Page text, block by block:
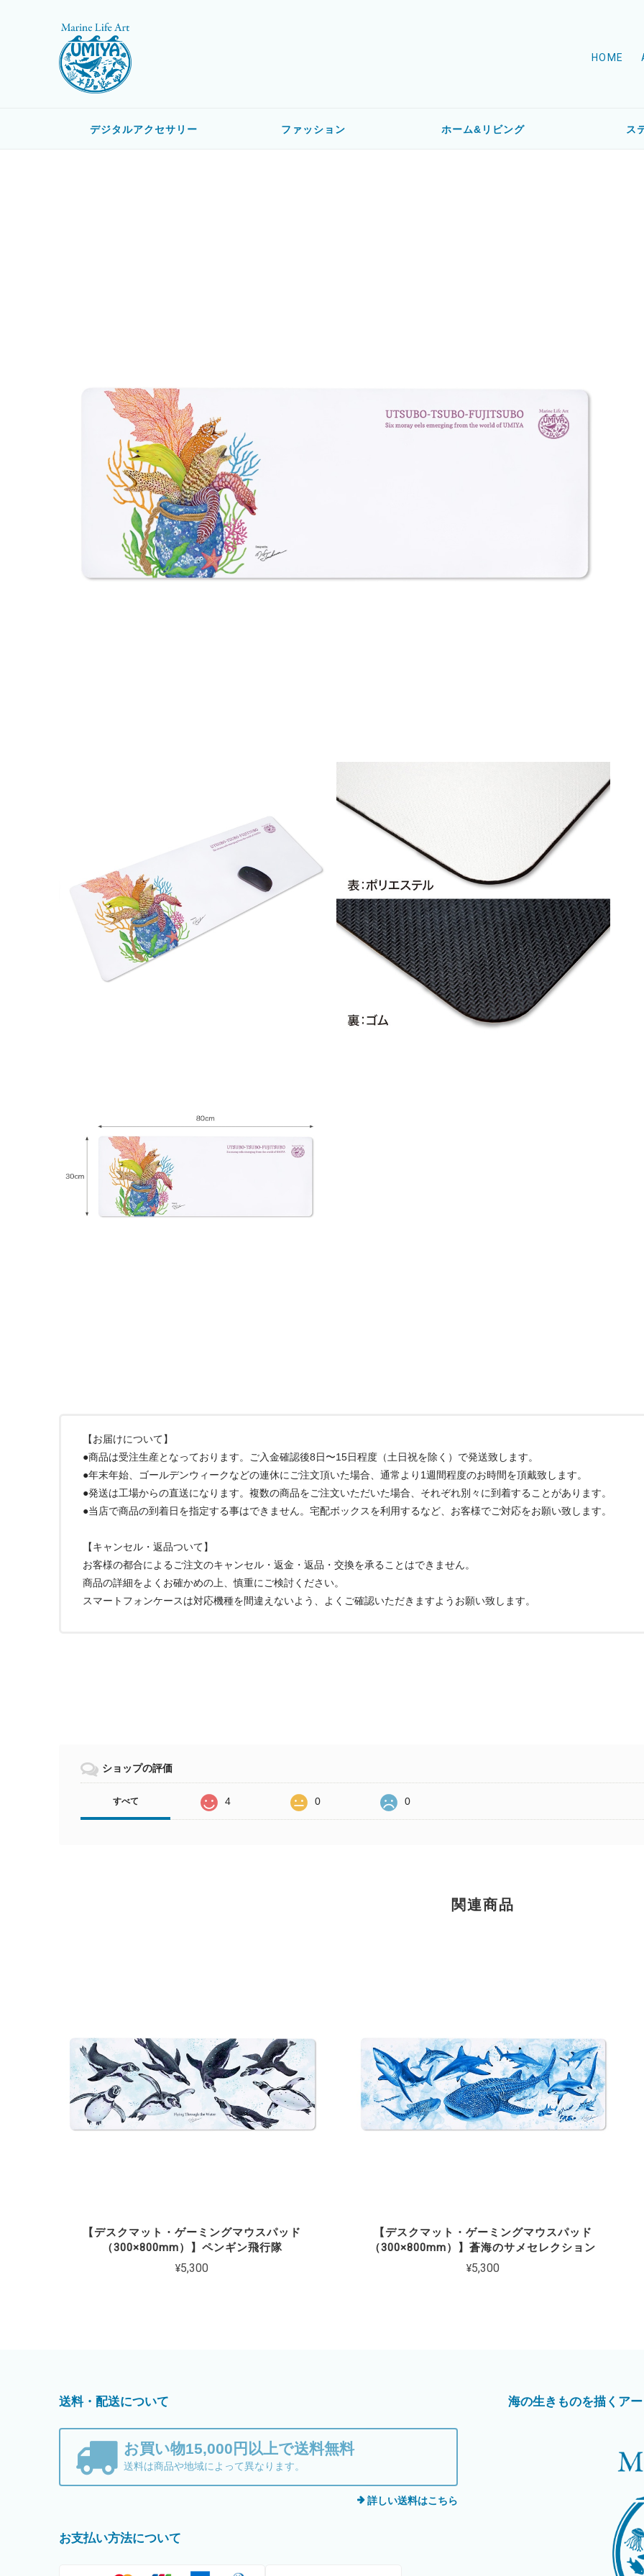
HOME
デジタルアクセサリー ファッション ホーム&リビング ス
【お届けについて】
●商品は受注生産となっております。ご入金確認後8日〜15日程度（土日祝を除く）で発送致します。
●年末年始、ゴールデンウィークなどの連休にご注文頂いた場合、通常より1週間程度のお時間を頂戴致します。
●発送は工場からの直送になります。複数の商品をご注文いただいた場合、それぞれ別々に到着することがあります。
●当店で商品の到着日を指定する事はできません。宅配ボックスを利用するなど、お客様でご対応をお願い致します。
【キャンセル・返品ついて】
お客様の都合によるご注文のキャンセル・返金・返品・交換を承ることはできません。
商品の詳細をよくお確かめの上、慎重にご検討ください。
スマートフォンケースは対応機種を間違えないよう、よくご確認いただきますようお願い致します。
ショップの評価
すべて 4 0 0
関連商品
【デスクマット・ゲーミングマウスパッド
（300×800mm）】ペンギン飛行隊
¥5,300
【デスクマット・ゲーミングマウスパッド
（300×800mm）】蒼海のサメセレクション
¥5,300
送料・配送について
お買い物15,000円以上で送料無料
送料は商品や地域によって異なります。
詳しい送料はこちら
お支払い方法について
海の生きものを描くア